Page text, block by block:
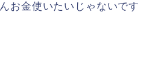
お金使いたいじゃないです